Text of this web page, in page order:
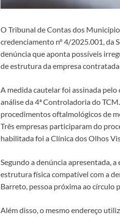
O Tribunal de Contas dos
credenciamento nº 4/2025.001, da
denúncia que aponta possíveis
de estrutura da empresa
A medida cautelar foi assinada
análise da 4ª Controladoria do
procedimentos oftalmológicos de
Três empresas participaram do
habilitada foi a Clínica dos Olhos
Segundo a denúncia apresentada,
estrutura física compatível com a
Barreto, pessoa próxima ao círculo
Além disso, o mesmo endereço